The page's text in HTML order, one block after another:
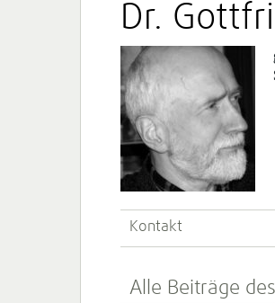
Dr.
Kontakt
Alle Beiträge